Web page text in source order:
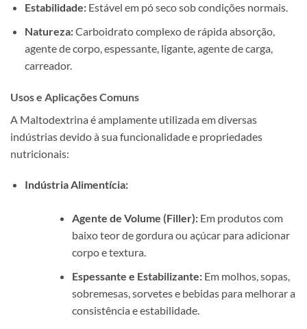
Estabilidade:Estável em pó seco sob condições normais.
Natureza:Carboidrato complexo de rápida absorção,
agente de corpo, espessante, ligante, agente de carga,
carreador.
Usos e Aplicações Comuns
A Maltodextrina é amplamente utilizada em diversas
indústrias devido à sua funcionalidade e propriedades
nutricionais:
Indústria Alimentícia:
Agente de Volume (Filler):Em produtos com
baixo teor de gordura ou açúcar para adicionar
corpo e textura.
Espessante e Estabilizante:Em molhos, sopas,
sobremesas, sorvetes e bebidas para melhorar a
consistência e estabilidade.